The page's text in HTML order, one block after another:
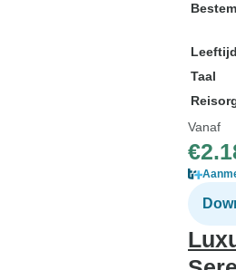
Taal
Vanaf